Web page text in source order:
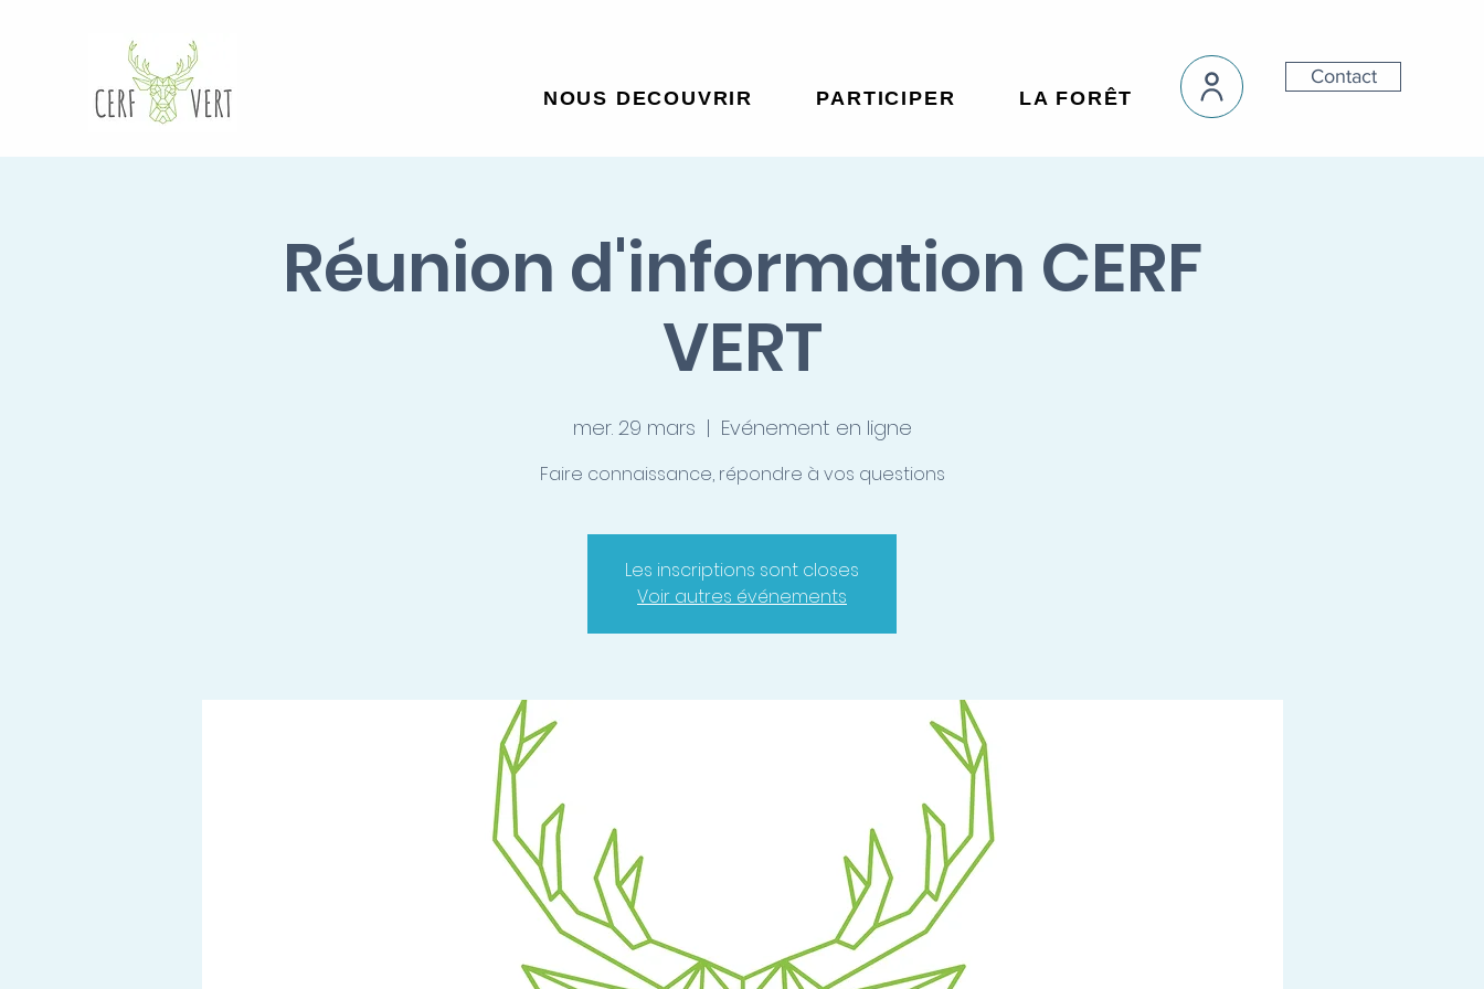
NOUS DECOUVRIR PARTICIPER LA FORÊT
Contact
Réunion d'information CERF
VERT
mer. 29 mars
  |
Evénement en ligne
Faire connaissance, répondre à vos questions
Les inscriptions sont closes
Voir autres événements